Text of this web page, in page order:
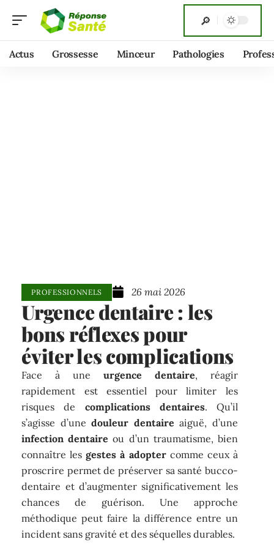
Actus Grossesse Minceur Pathologies
PROFESSIONNELS 26 mai 2026
Urgence dentaire : les
bons réflexes pour
éviter les complications
Face à une urgence dentaire, réagir
rapidement est essentiel pour limiter les
risques de complications dentaires. Qu’il
s’agisse d’unedouleur dentaire aiguë, d’une
infection dentaire ou d’un traumatisme, bien
connaître lesgestes à adoptercomme ceux à
proscrire permet de préserver sa santé bucco-
dentaire et d’augmenter significativement les
chances de guérison. Une approche
méthodique peut faire la différence entre un
incident sans gravité et des séquelles durables.